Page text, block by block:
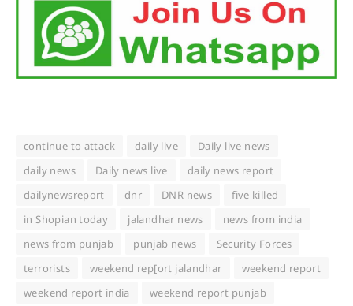
continue to attack daily live
Daily live news
daily news
Daily news live
daily news report
dailynewsreport
dnr DNR news
five killed
in Shopian today
jalandhar news
news from india
news from punjab
punjab news
Security Forces
terrorists
weekend rep[ort jalandhar
weekend report
weekend report india
weekend report punjab